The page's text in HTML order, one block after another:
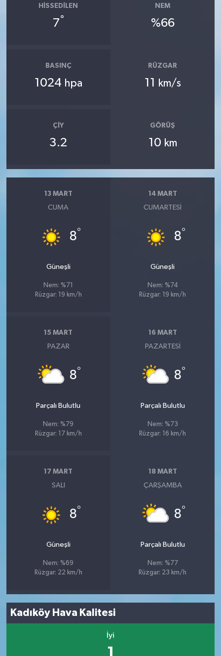
HISSEDILEN
7°
NEM
%66
BASINÇ
1024 hpa
RÜZGAR
11 km/s
ÇIY
3.2
GÖRÜŞ
10 km
13 MART
CUMA
8°
Güneşli
Nem: %71
Rüzgar: 19 km/h
14 MART
CUMARTESI
8°
Güneşli
Nem: %74
Rüzgar: 19 km/h
15 MART
PAZAR
8°
Parçalı Bulutlu
Nem: %79
Rüzgar: 17 km/h
16 MART
PAZARTESI
8°
Parçalı Bulutlu
Nem: %73
Rüzgar: 16 km/h
17 MART
SALI
8°
Güneşli
Nem: %69
Rüzgar: 22 km/h
18 MART
ÇARŞAMBA
8°
Parçalı Bulutlu
Nem: %77
Rüzgar: 23 km/h
Kadıköy Hava Kalitesi
İyi
1